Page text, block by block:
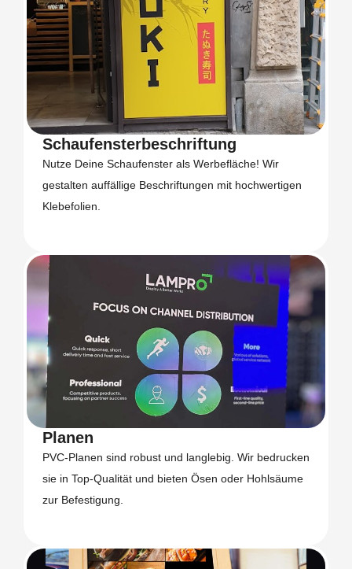
Schaufensterbeschriftung
Nutze Deine Schaufenster als Werbefläche! Wir
gestalten auffällige Beschriftungen mit hochwertigen
Klebefolien.
Planen
PVC-Planen sind robust und langlebig. Wir bedrucken
sie in Top-Qualität und bieten Ösen oder Hohlsäume
zur Befestigung.